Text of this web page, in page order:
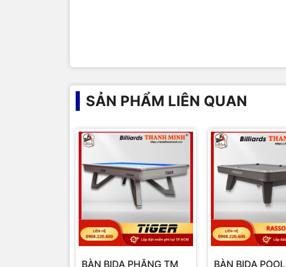
SẢN PHẨM LIÊN QUAN
BÀN BIDA PHĂNG TM
BÀN BIDA POOL